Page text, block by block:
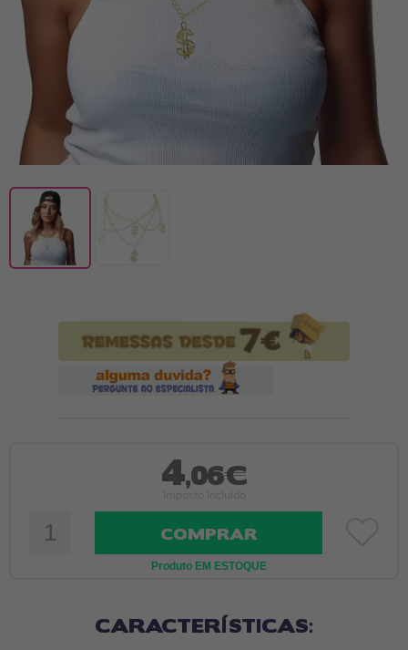
4,06€
COMPRAR
Produto EM ESTOQUE
CARACTERÍSTICAS: